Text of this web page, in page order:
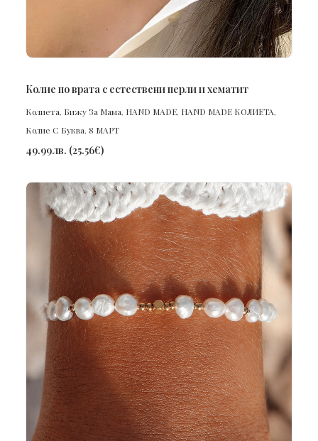
ПОРЪЧАЙ
Колие по врата с естествени перли и хематит
Колиета, Бижу За Мама, HAND MADE, HAND MADE КОЛИЕТА,
Колие С Буква, 8 МАРТ
49.99лв. (25.56€)